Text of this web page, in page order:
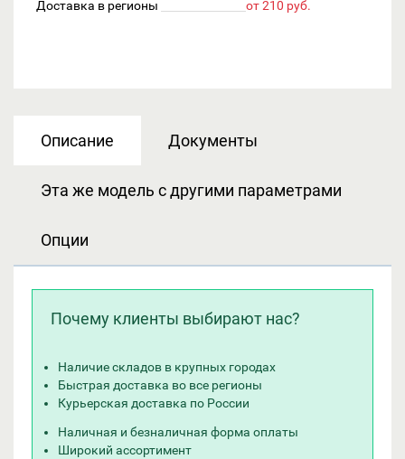
Доставка в регионы
от 210 руб.
Описание Документы
Эта же модель с другими параметрами
Опции
Почему клиенты выбирают нас?
Наличие складов в крупных городах
Быстрая доставка во все регионы
Курьерская доставка по России
Наличная и безналичная форма оплаты
Широкий ассортимент